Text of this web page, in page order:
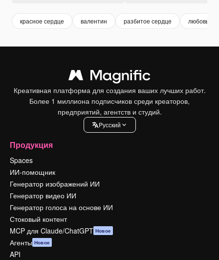
красное сердце валентин разбитое сердце любовь
Креативная платформа для создания ваших лучших работ.
Более 1 миллиона подписчиков среди креаторов,
предприятий, агентств и студий.
Pусский
Продукция
Spaces
ИИ-помощник
Генератор изображений ИИ
Генератор видео ИИ
Генератор голоса на основе ИИ
Стоковый контент
MCP для Claude/ChatGPT Новое
Агенты Новое
API